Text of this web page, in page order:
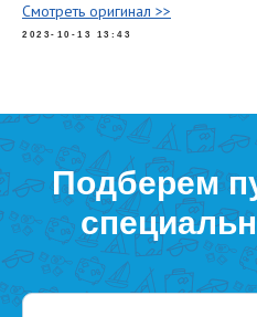
Смотреть оригинал >>
2023-10-13 13:43
Подберем